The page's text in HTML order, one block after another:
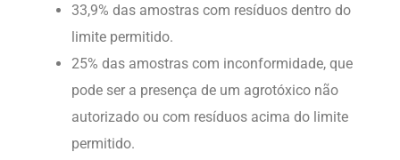
33,9% das amostras com resíduos dentro do
limite permitido.
25% das amostras com inconformidade, que
pode ser a presença de um agrotóxico não
autorizado ou com resíduos acima do limite
permitido.